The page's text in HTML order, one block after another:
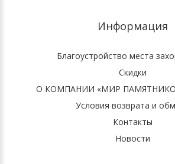
Информация
Благоустройство места
Скидки
О КОМПАНИИ «МИР
Условия возврата и
Контакты
Новости